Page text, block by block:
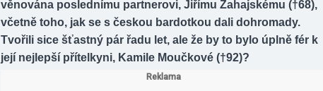
věnována poslednímu partnerovi, Jiřímu Zahajskému (†68),
včetně toho, jak se s českou bardotkou dali dohromady.
Tvořili sice šťastný pár řadu let, ale že by to bylo úplně fér k
její nejlepší přítelkyni, Kamile Moučkové (†92)?